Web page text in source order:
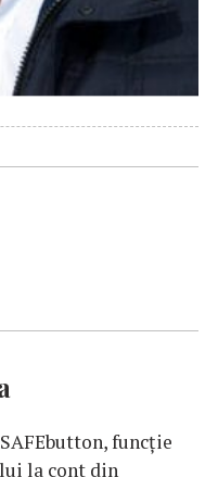
funcţie
la cont din